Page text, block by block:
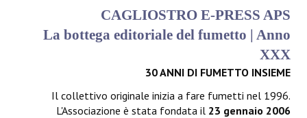
CAGLIOSTRO E-PRESS APS
La bottega editoriale del fumetto | Anno
XXX
30 ANNI DI FUMETTO INSIEME
Il collettivo originale inizia a fare fumetti nel 1996.
L'Associazione è stata fondata il 23 gennaio 2006